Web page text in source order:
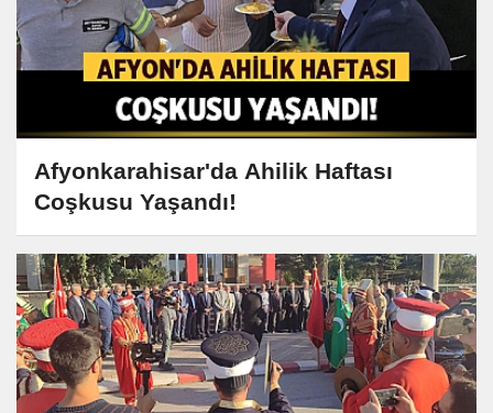
Afyonkarahisar'da Ahilik Haftası
Coşkusu Yaşandı!